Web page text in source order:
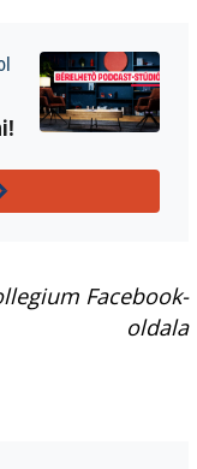
Facebook-
oldala